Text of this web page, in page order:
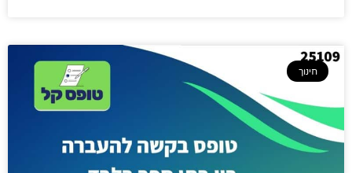
חינוך